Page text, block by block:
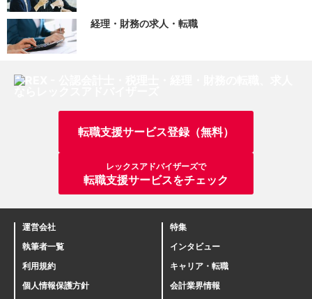
経理・財務の求人・転職
転職支援サービス登録（無料）
レックスアドバイザーズで
転職支援サービスをチェック
運営会社
執筆者一覧
利用規約
個人情報保護方針
特集
インタビュー
キャリア・転職
会計業界情報